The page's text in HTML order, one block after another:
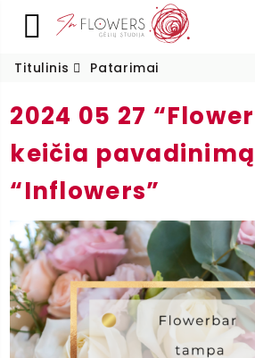
Titulinis Patarimai
2024 05 27
keičia
“Inflowers”